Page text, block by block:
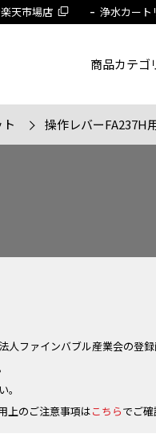
商品カテゴ
天市場店 浄水カート
操作レバーFA237H
ファインバブル産業会の登録
上のご注意事項はこちらでご確